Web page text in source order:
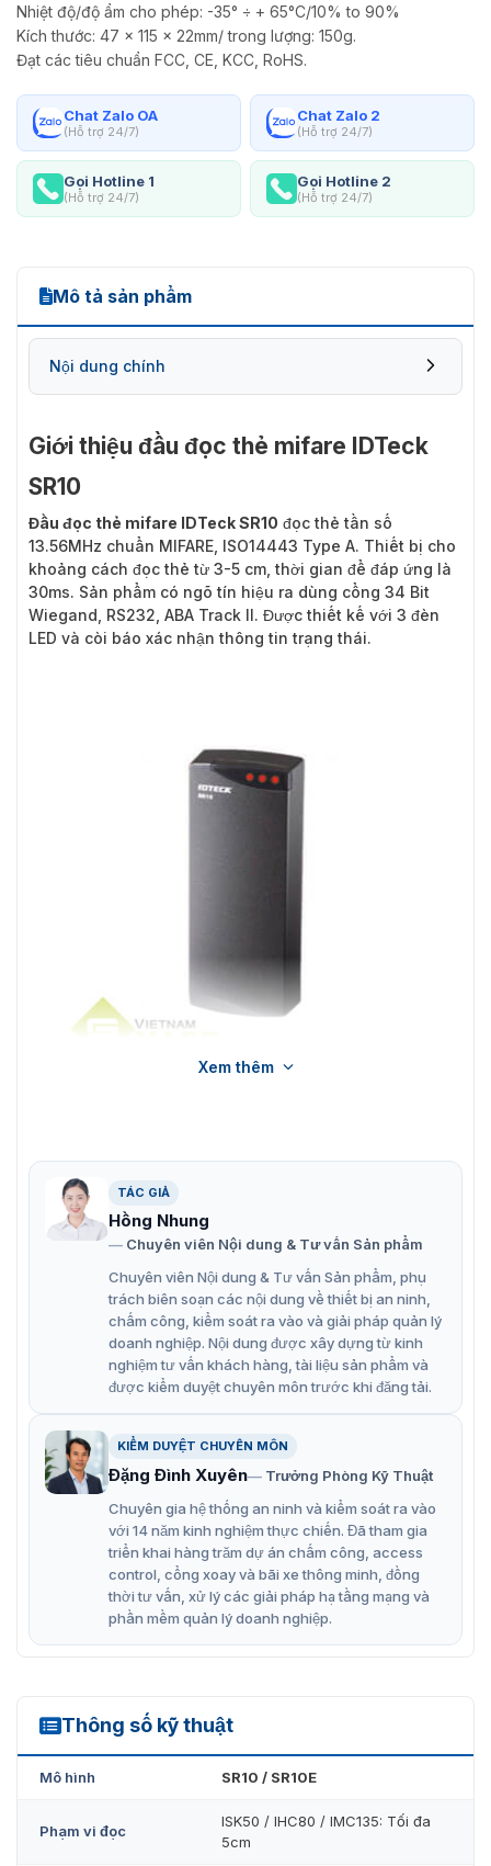
Nhiệt độ/độ ẩm cho phép: -35° ÷ + 65°C/10% to 90%
Kích thước: 47 x 115 x 22mm/ trong lượng: 150g.
Đạt các tiêu chuẩn FCC, CE, KCC, RoHS.
Chat Zalo OA
(Hỗ trợ 24/7)
Chat Zalo 2
(Hỗ trợ 24/7)
Gọi Hotline 1
(Hỗ trợ 24/7)
Gọi Hotline 2
(Hỗ trợ 24/7)
Mô tả sản phẩm
Nội dung chính
Giới thiệu đầu đọc thẻ mifare IDTeck
SR10
Đầu đọc thẻ mifare IDTeck SR10 đọc thẻ tần số
13.56MHz chuẩn MIFARE, ISO14443 Type A. Thiết bị cho
khoảng cách đọc thẻ từ 3-5 cm, thời gian để đáp ứng là
30ms. Sản phẩm có ngõ tín hiệu ra dùng cổng 34 Bit
Wiegand, RS232, ABA Track II. Được thiết kế với 3 đèn
LED và còi báo xác nhận thông tin trạng thái.
Tính năng của đầu đọc thẻ mifare SR10
Đọc thẻ tần số 13.56MHz chuẩn MIFARE, ISO14443
Khoảng cách đọc thẻ từ 5 ÷ 10 cm, thời gian đát ứng
Tín hiệu đầu ra: 34 Bit Wiegand, RS232, ABA Track II.
Điện áp cung cấp: DC12V/Max 150mA, bảo vệ đảo cực
Hiển thị với 3 đèn LED và còi báo trạng thái
Chất liệu: Polycarbonate/ màu: Dark Pearl Gary.
Nhiệt độ/độ ẩm cho phép: -35° ÷ + 65°C/10% to 90%
Đạt các tiêu chuẩn FCC, CE, KCC, RoHS.
Đầu đọc thẻ từ mifaređược làm từ chất liệu
polycarbonate có khả năng chống va đập, gỉ sét. Có
màu xám đen ngọc trai vô cùng đặc biệt và lạ mắt. Tạo
mang đến cho bạn cách làm việc tối ưu nhất.
Các phụ kiện khác của thiết bị đọc thẻ
Bộ chuyển đổi tín hiệu.
Xem thêm
TÁC GIẢ
Hồng Nhung
Chuyên viên Nội dung & Tư vấn Sản phẩm
Chuyên viên Nội dung & Tư vấn Sản phẩm, phụ
trách biên soạn các nội dung về thiết bị an ninh,
chấm công, kiểm soát ra vào và giải pháp quản lý
doanh nghiệp. Nội dung được xây dựng từ kinh
nghiệm tư vấn khách hàng, tài liệu sản phẩm và
được kiểm duyệt chuyên môn trước khi đăng tải.
KIỂM DUYỆT CHUYÊN MÔN
Đặng Đình Xuyên
Trưởng Phòng Kỹ Thuật
Chuyên gia hệ thống an ninh và kiểm soát ra vào
với 14 năm kinh nghiệm thực chiến. Đã tham gia
triển khai hàng trăm dự án chấm công, access
control, cổng xoay và bãi xe thông minh, đồng
thời tư vấn, xử lý các giải pháp hạ tầng mạng và
phần mềm quản lý doanh nghiệp.
Thông số kỹ thuật
SR10
Mô hình SR10 / SR10E
Phạm vi đọc
ISK50 / IHC80 / IMC135: Tối đa
5cm